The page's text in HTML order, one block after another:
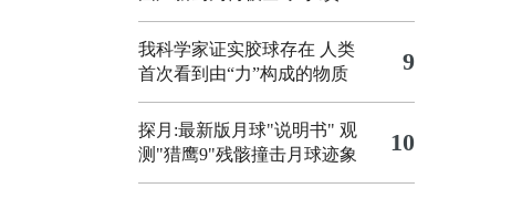
我科学家证实胶球存在 人类
首次看到由“力”构成的物质
9
探月:最新版月球"说明书" 观
测"猎鹰9"残骸撞击月球迹象
10